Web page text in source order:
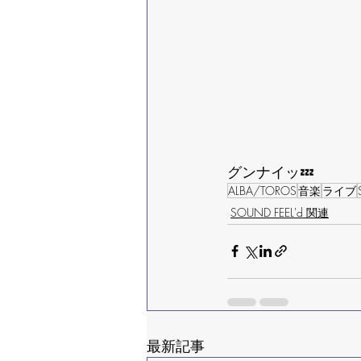
グンナイッ💤
ALBA/TOROS音楽 ライブ
‪SOUND FEEL'd‬ 関連
最新記事